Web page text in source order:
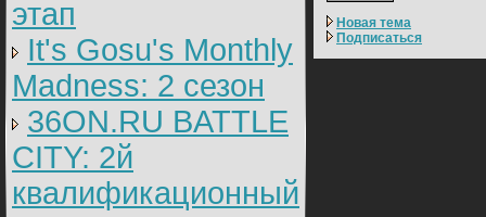
этап
It's Gosu's Monthly
Madness: 2 сезон
36ON.RU BATTLE
CITY: 2й
квалификационный
Новая тема
Подписаться